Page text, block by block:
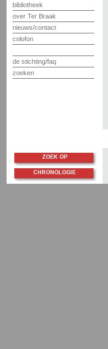
bibliotheek
over Ter Braak
nieuws/contact
colofon
de stichting/faq
zoeken
ZOEK OP
CHRONOLOGIE